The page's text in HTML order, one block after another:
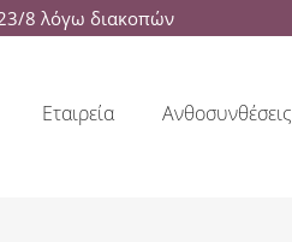
23/8 λόγω διακοπών
Εταιρεία Ανθοσυνθέσεις